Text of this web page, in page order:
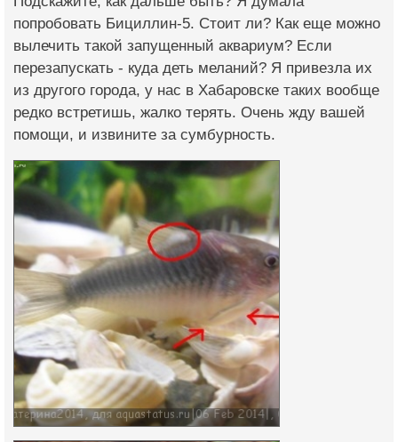
попробовать Бициллин-5. Стоит ли? Как еще можно
вылечить такой запущенный аквариум? Если
перезапускать - куда деть меланий? Я привезла их
из другого города, у нас в Хабаровске таких вообще
редко встретишь, жалко терять. Очень жду вашей
помощи, и извините за сумбурность.